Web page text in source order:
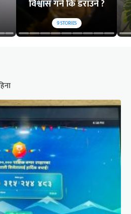
विश्वास गर्ने कि डराउने ?
9STORIES